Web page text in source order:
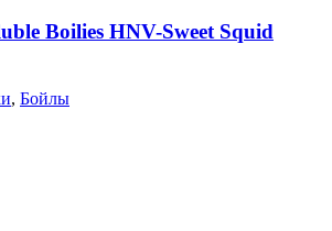
Boilies HNV-Sweet Squid
, Бойлы